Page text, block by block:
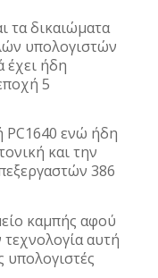
τα δικαιώματα
υπολογιστών
έχει ήδη
5
PC1640 ενώ ήδη
και την
386
καμπής αφού
αυτή
υπολογιστές